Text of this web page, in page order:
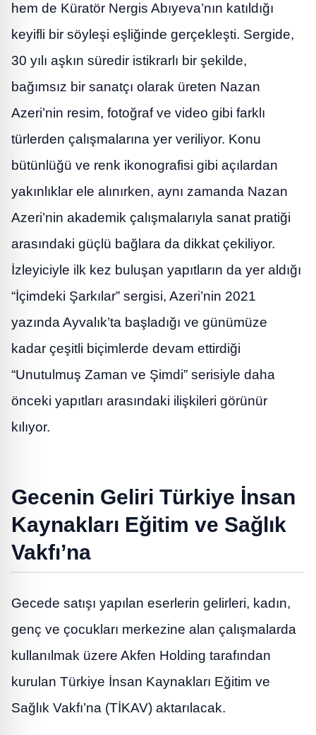
hem de Küratör Nergis Abıyeva’nın katıldığı
keyifli bir söyleşi eşliğinde gerçekleşti. Sergide,
30 yılı aşkın süredir istikrarlı bir şekilde,
bağımsız bir sanatçı olarak üreten Nazan
Azeri’nin resim, fotoğraf ve video gibi farklı
türlerden çalışmalarına yer veriliyor. Konu
bütünlüğü ve renk ikonografisi gibi açılardan
yakınlıklar ele alınırken, aynı zamanda Nazan
Azeri’nin akademik çalışmalarıyla sanat pratiği
arasındaki güçlü bağlara da dikkat çekiliyor.
İzleyiciyle ilk kez buluşan yapıtların da yer aldığı
“İçimdeki Şarkılar” sergisi, Azeri’nin 2021
yazında Ayvalık’ta başladığı ve günümüze
kadar çeşitli biçimlerde devam ettirdiği
“Unutulmuş Zaman ve Şimdi” serisiyle daha
önceki yapıtları arasındaki ilişkileri görünür
kılıyor.
Gecenin Geliri Türkiye İnsan
Kaynakları Eğitim ve Sağlık
Vakfı’na
Gecede satışı yapılan eserlerin gelirleri, kadın,
genç ve çocukları merkezine alan çalışmalarda
kullanılmak üzere Akfen Holding tarafından
kurulan Türkiye İnsan Kaynakları Eğitim ve
Sağlık Vakfı’na (TİKAV) aktarılacak.